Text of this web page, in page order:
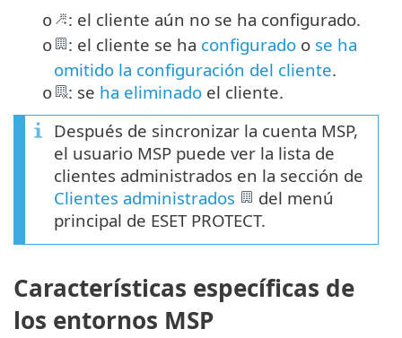
o : el cliente aún no se ha configurado.
o : el cliente se ha configurado o se ha
omitido la configuración del cliente.
o : se ha eliminado el cliente.
Después de sincronizar la cuenta MSP,
el usuario MSP puede ver la lista de
clientes administrados en la sección de
Clientes administrados
del menú
principal de ESET PROTECT.
Características específicas de
los entornos MSP